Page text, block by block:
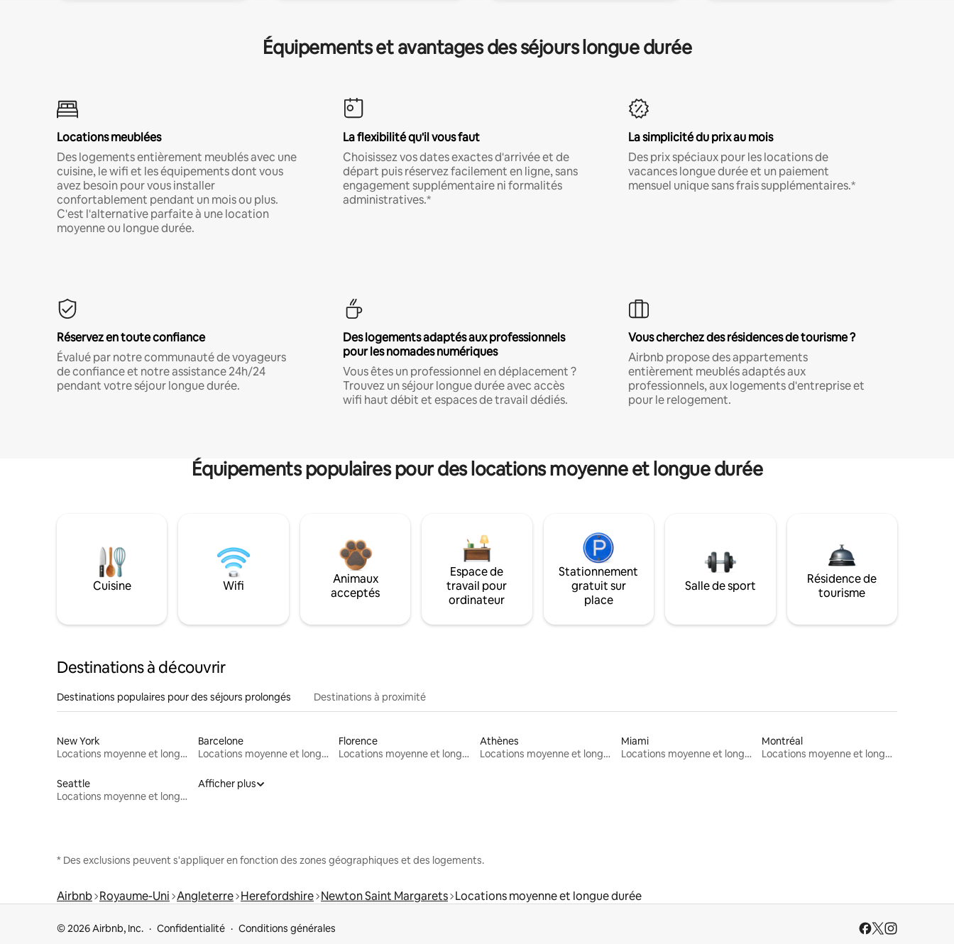
Équipements et avantages des séjours longue durée
Locations meublées
Des logements entièrement meublés avec une
cuisine, le wifi et les équipements dont vous
avez besoin pour vous installer
confortablement pendant un mois ou plus.
C'est l'alternative parfaite à une location
moyenne ou longue durée.
La flexibilité qu'il vous faut
Choisissez vos dates exactes d'arrivée et de
départ puis réservez facilement en ligne, sans
engagement supplémentaire ni formalités
administratives.*
La simplicité du prix au mois
Des prix spéciaux pour les locations de
vacances longue durée et un paiement
mensuel unique sans frais supplémentaires.*
Réservez en toute confiance
Évalué par notre communauté de voyageurs
de confiance et notre assistance 24h/24
pendant votre séjour longue durée.
Des logements adaptés aux professionnels
pour les nomades numériques
Vous êtes un professionnel en déplacement ?
Trouvez un séjour longue durée avec accès
wifi haut débit et espaces de travail dédiés.
Vous cherchez des résidences de tourisme ?
Airbnb propose des appartements
entièrement meublés adaptés aux
professionnels, aux logements d'entreprise et
pour le relogement.
Équipements populaires pour des locations moyenne et longue durée
Cuisine Wifi
Animaux
acceptés
Espace de
travail pour
ordinateur
Stationnement
gratuit sur
place
Salle de sport
Résidence de
tourisme
Destinations à découvrir
Destinations populaires pour des séjours prolongés Destinations à proximité
New York
Locations moyenne et longue durée
Barcelone
Locations moyenne et longue durée
Florence
Locations moyenne et longue durée
Athènes
Locations moyenne et longue durée
Miami
Locations moyenne et longue durée
Montréal
Locations moyenne et longue durée
Seattle
Locations moyenne et longue durée
Afficher plus
* Des exclusions peuvent s'appliquer en fonction des zones géographiques et des logements.
Airbnb Royaume-Uni Angleterre Herefordshire Newton Saint Margarets Locations moyenne et longue durée
© 2026 Airbnb, Inc. Confidentialité Conditions générales